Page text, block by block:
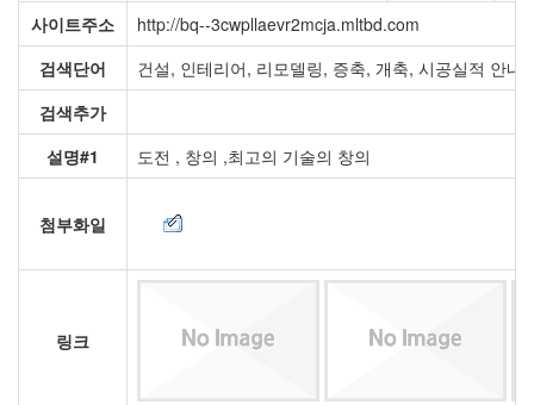
사이트주소
http://bq--3cwpllaevr2mcja.mltbd.com
검색단어
건설, 인테리어, 리모델링, 증축, 개축, 시공실적 안내
검색추가
설명#1
도전 , 창의 ,최고의 기술의 창의
첨부화일
링크